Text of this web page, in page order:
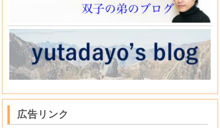
広告リンク